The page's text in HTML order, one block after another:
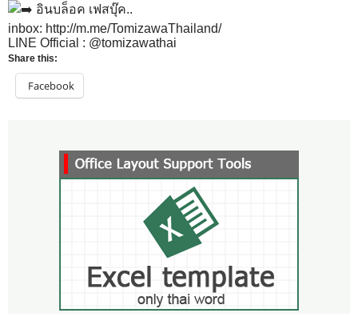
อินบล็อค เฟสบุ๊ค..
inbox: http://m.me/TomizawaThailand/
LINE Official : @tomizawathai
Share this:
Facebook